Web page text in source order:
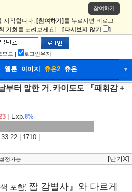
참여하기
시작합니다. [참여하기] 를 누르시면 비로그
기회 를 노려보세요! [다시보지 않기 ]
모드 | 로그인유지
웹툰 이미지 츄온2 츄온 ▼
커뮤니티 애니만화
부터 말한 거. 카이도도 『패휘감 +
Exp.8%
| 1710 |
정가능 [닫기X]
포함) 짭 감별사』와 다르게